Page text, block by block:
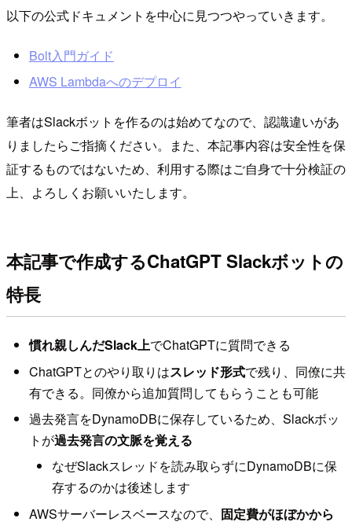
以下の公式ドキュメントを中心に見つつやっていきます。
Bolt入門ガイド
AWS Lambdaへのデプロイ
筆者はSlackボットを作るのは始めてなので、認識違いがあ
りましたらご指摘ください。また、本記事内容は安全性を保
証するものではないため、利用する際はご自身で十分検証の
上、よろしくお願いいたします。
本記事で作成するChatGPT Slackボットの
特長
慣れ親しんだSlack上でChatGPTに質問できる
ChatGPTとのやり取りはスレッド形式で残り、同僚に共
有できる。同僚から追加質問してもらうことも可能
過去発言をDynamoDBに保存しているため、Slackボッ
トが過去発言の文脈を覚える
なぜSlackスレッドを読み取らずにDynamoDBに保
存するのかは後述します
AWSサーバーレスベースなので、 固定費がほぼかから